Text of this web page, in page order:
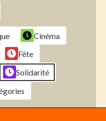
Cinéma
Fête
Solidarité